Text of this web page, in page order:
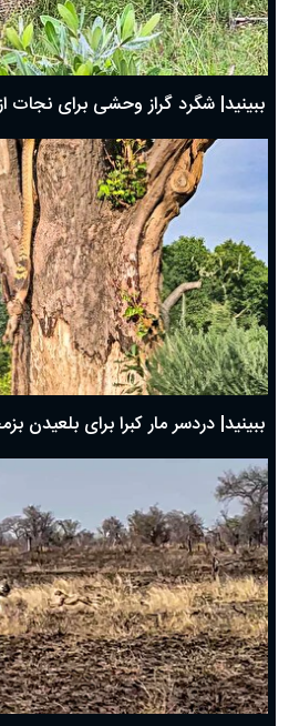
ببینید| شگرد گراز وحشی برای نجات
ببینید| دردسر مار کبرا برای بلعیدن